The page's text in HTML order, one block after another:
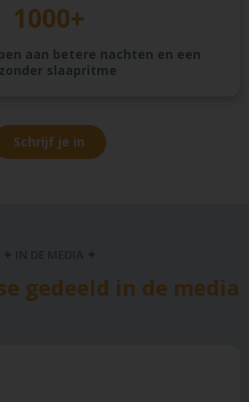
1000+
aan betere nachten en een
slaapritme
Schrijf je in
gedeeld in de media